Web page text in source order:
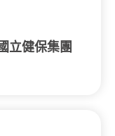
立健保集團